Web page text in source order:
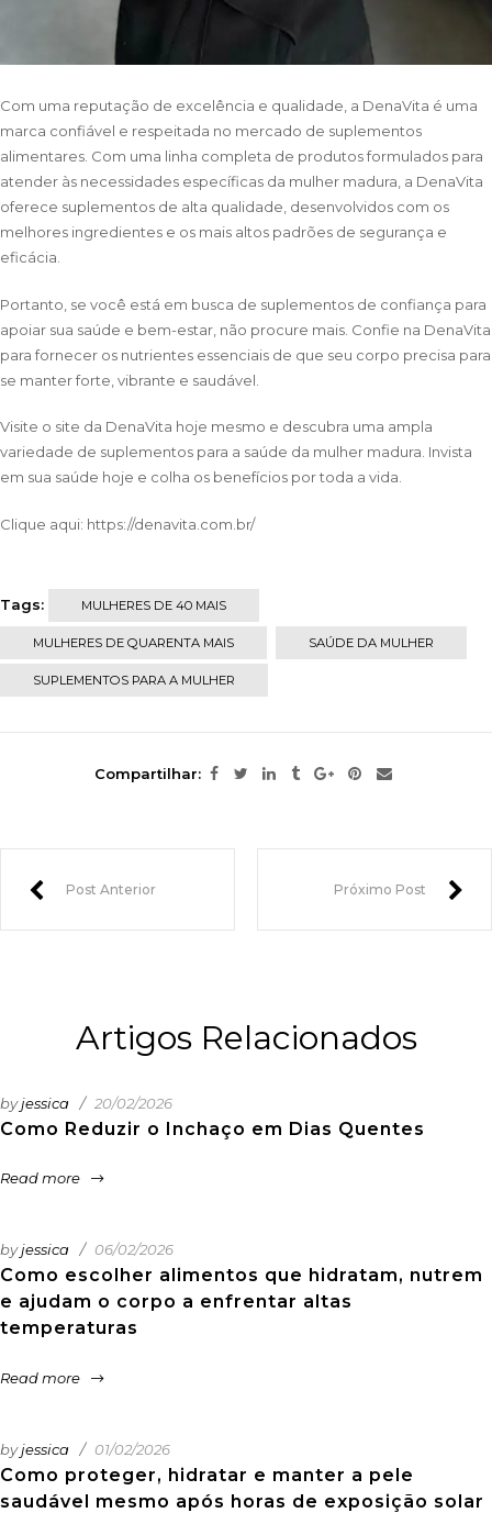
Com uma reputação de excelência e qualidade, a DenaVita é uma
marca confiável e respeitada no mercado de suplementos
alimentares. Com uma linha completa de produtos formulados para
atender às necessidades específicas da mulher madura, a DenaVita
oferece suplementos de alta qualidade, desenvolvidos com os
melhores ingredientes e os mais altos padrões de segurança e
eficácia.
Portanto, se você está em busca de suplementos de confiança para
apoiar sua saúde e bem-estar, não procure mais. Confie na DenaVita
para fornecer os nutrientes essenciais de que seu corpo precisa para
se manter forte, vibrante e saudável.
Visite o site da DenaVita hoje mesmo e descubra uma ampla
variedade de suplementos para a saúde da mulher madura. Invista
em sua saúde hoje e colha os benefícios por toda a vida.
Clique aqui: https://denavita.com.br/
Tags: MULHERES DE 40 MAIS
MULHERES DE QUARENTA MAIS SAÚDE DA MULHER
SUPLEMENTOS PARA A MULHER
Compartilhar:
Post Anterior Próximo Post
Artigos Relacionados
Como Reduzir o Inchaço em Dias Quentes
byjessica 20/02/2026
Read more
Como escolher alimentos que hidratam, nutrem
e ajudam o corpo a enfrentar altas
temperaturas
byjessica 06/02/2026
Read more
Como proteger, hidratar e manter a pele
saudável mesmo após horas de exposição solar
byjessica 01/02/2026